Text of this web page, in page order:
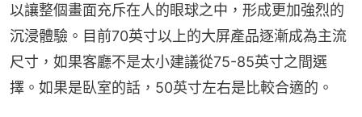
以讓整個畫面充斥在人的眼球之中，形成更加強烈的
沉浸體驗。目前70英寸以上的大屏產品逐漸成為主流
尺寸，如果客廳不是太小建議從75-85英寸之間選
擇。如果是臥室的話，50英寸左右是比較合適的。